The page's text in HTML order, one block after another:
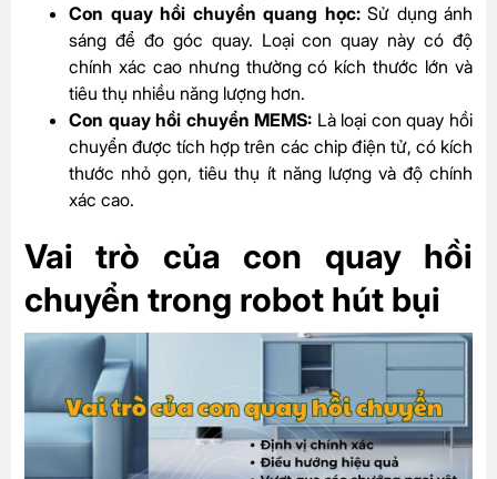
Con quay hồi chuyển quang học:Sử dụng ánh
sáng để đo góc quay. Loại con quay này có độ
chính xác cao nhưng thường có kích thước lớn và
tiêu thụ nhiều năng lượng hơn.
Con quay hồi chuyển MEMS: Là loại con quay hồi
chuyển được tích hợp trên các chip điện tử, có kích
thước nhỏ gọn, tiêu thụ ít năng lượng và độ chính
xác cao.
Vai trò của con quay hồi
chuyển trong robot hút bụi